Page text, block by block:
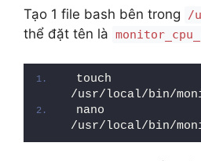
Tạo 1 file bash bên trong /
thể đặt tên là
touch
/usr/local/bin/
nano
/usr/local/bin/